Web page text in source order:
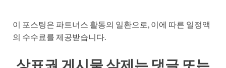
이 포스팅은 파트너스 활동의 일환으로, 이에 따른 일정액
의 수수료를 제공받습니다.